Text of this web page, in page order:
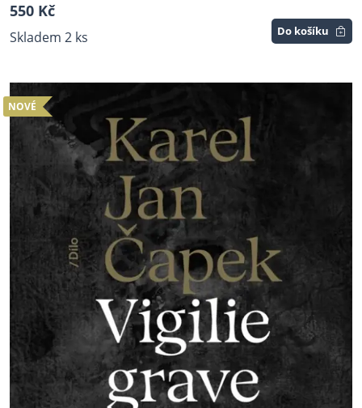
550 Kč
Skladem 2 ks Do košíku
NOVÉ